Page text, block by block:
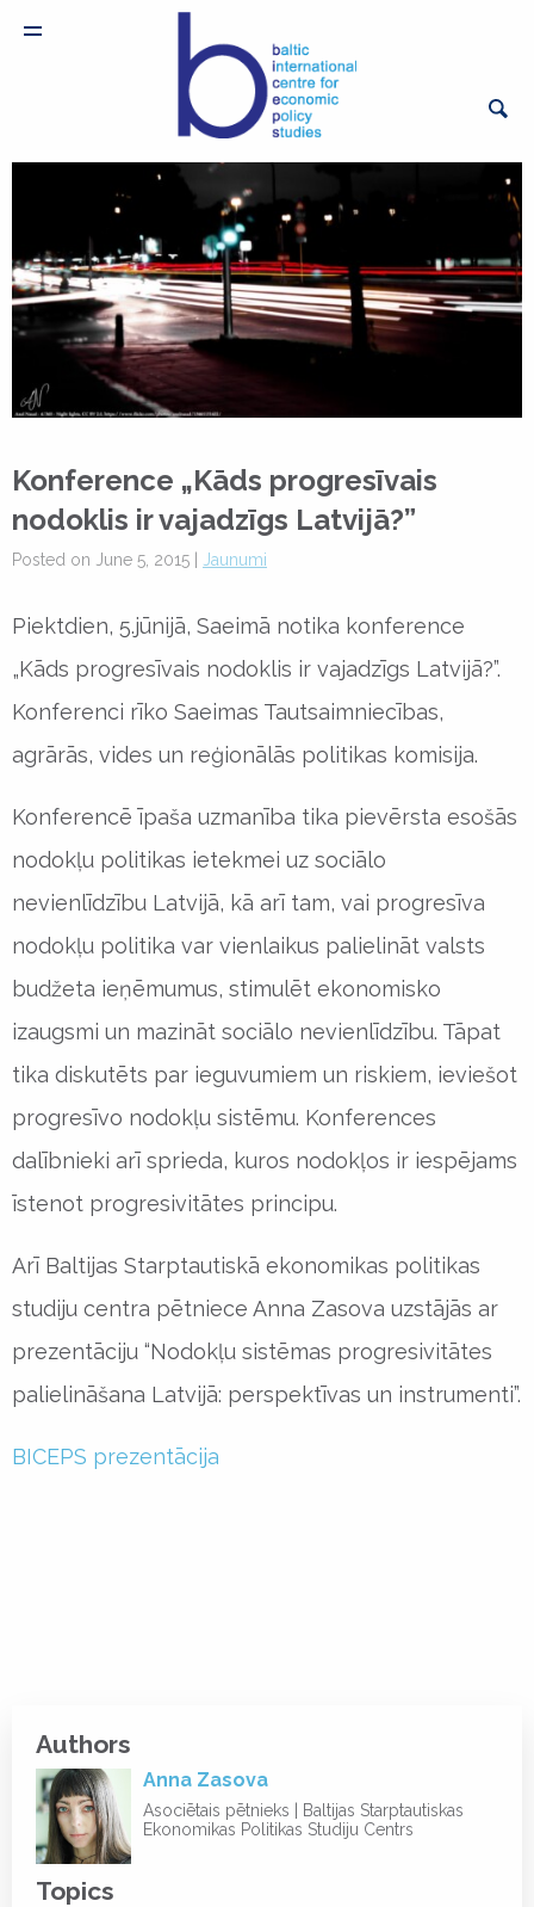
Konference „Kāds progresīvais
nodoklis ir vajadzīgs Latvijā?”
Posted on June 5, 2015 | Jaunumi
Piektdien, 5.jūnijā, Saeimā notika konference
„Kāds progresīvais nodoklis ir vajadzīgs Latvijā?”.
Konferenci rīko Saeimas Tautsaimniecības,
agrārās, vides un reģionālās politikas komisija.
Konferencē īpaša uzmanība tika pievērsta esošās
nodokļu politikas ietekmei uz sociālo
nevienlīdzību Latvijā, kā arī tam, vai progresīva
nodokļu politika var vienlaikus palielināt valsts
budžeta ieņēmumus, stimulēt ekonomisko
izaugsmi un mazināt sociālo nevienlīdzību. Tāpat
tika diskutēts par ieguvumiem un riskiem, ieviešot
progresīvo nodokļu sistēmu. Konferences
dalībnieki arī sprieda, kuros nodokļos ir iespējams
īstenot progresivitātes principu.
Arī Baltijas Starptautiskā ekonomikas politikas
studiju centra pētniece Anna Zasova uzstājās ar
prezentāciju “Nodokļu sistēmas progresivitātes
palielināšana Latvijā: perspektīvas un instrumenti”.
BICEPS prezentācija
Authors
Anna Zasova
Asociētais pētnieks | Baltijas Starptautiskas
Ekonomikas Politikas Studiju Centrs
Topics